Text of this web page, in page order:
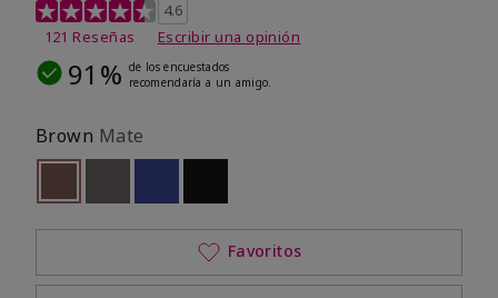
Calificación de clientes de 4,1 de 5
4.6
121 Reseñas
Escribir una opinión
91% de los encuestados
recomendaría a un amigo.
Brown Mate
seleccionado
Out of stock
Favoritos